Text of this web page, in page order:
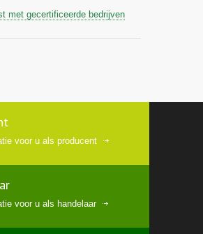
met gecertificeerde bedrijven
voor u als producent
voor u als handelaar